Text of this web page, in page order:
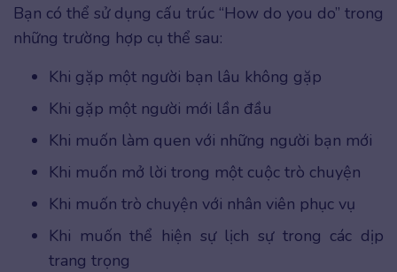
Bạn có thể sử dụng cấu trúc “How do you do” trong
những trường hợp cụ thể sau:
Khi gặp một người bạn lâu không gặp
Khi gặp một người mới lần đầu
Khi muốn làm quen với những người bạn mới
Khi muốn mở lời trong một cuộc trò chuyện
Khi muốn trò chuyện với nhân viên phục vụ
Khi muốn thể hiện sự lịch sự trong các dịp
trang trọng